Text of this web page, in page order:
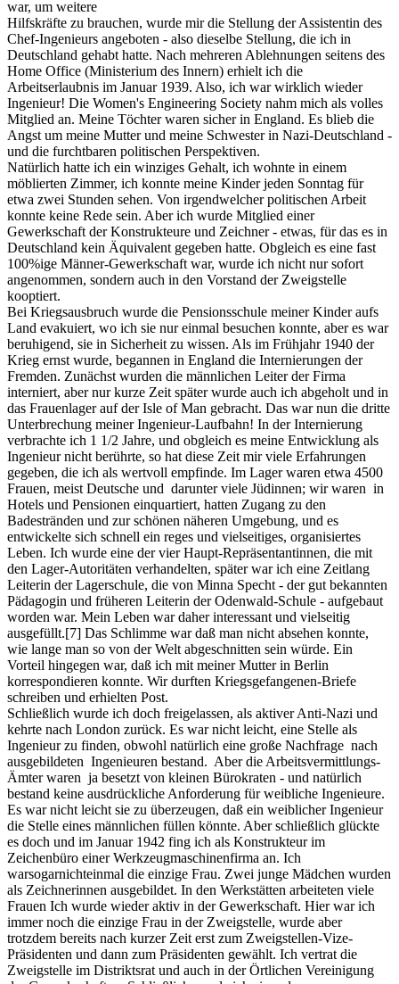
war, um weitere
Hilfskräfte zu brauchen, wurde mir die Stellung der Assistentin des
Chef-Ingenieurs angeboten - also dieselbe Stellung, die ich in
Deutschland gehabt hatte. Nach mehreren Ablehnungen seitens des
Home Office (Ministerium des Innern) erhielt ich die
Arbeitserlaubnis im Januar 1939. Also, ich war wirklich wieder
Ingenieur! Die Women's Engineering Society nahm mich als volles
Mitglied an. Meine Töchter waren sicher in England. Es blieb die
Angst um meine Mutter und meine Schwester in Nazi-Deutschland -
und die furchtbaren politischen Perspektiven.
Natürlich hatte ich ein winziges Gehalt, ich wohnte in einem
möblierten Zimmer, ich konnte meine Kinder jeden Sonntag für
etwa zwei Stunden sehen. Von irgendwelcher politischen Arbeit
konnte keine Rede sein. Aber ich wurde Mitglied einer
Gewerkschaft der Konstrukteure und Zeichner - etwas, für das es in
Deutschland kein Äquivalent gegeben hatte. Obgleich es eine fast
100%ige Männer-Gewerkschaft war, wurde ich nicht nur sofort
angenommen, sondern auch in den Vorstand der Zweigstelle
kooptiert.
Bei Kriegsausbruch wurde die Pensionsschule meiner Kinder aufs
Land evakuiert, wo ich sie nur einmal besuchen konnte, aber es war
beruhigend, sie in Sicherheit zu wissen. Als im Frühjahr 1940 der
Krieg ernst wurde, begannen in England die Internierungen der
Fremden. Zunächst wurden die männlichen Leiter der Firma
interniert, aber nur kurze Zeit später wurde auch ich abgeholt und in
das Frauenlager auf der Isle of Man gebracht. Das war nun die dritte
Unterbrechung meiner Ingenieur-Laufbahn! In der Internierung
verbrachte ich 1 1/2 Jahre, und obgleich es meine Entwicklung als
Ingenieur nicht berührte, so hat diese Zeit mir viele Erfahrungen
gegeben, die ich als wertvoll empfinde. Im Lager waren etwa 4500
Frauen, meist Deutsche und darunter viele Jüdinnen; wir waren in
Hotels und Pensionen einquartiert, hatten Zugang zu den
Badestränden und zur schönen näheren Umgebung, und es
entwickelte sich schnell ein reges und vielseitiges, organisiertes
Leben. Ich wurde eine der vier Haupt-Repräsentantinnen, die mit
den Lager-Autoritäten verhandelten, später war ich eine Zeitlang
Leiterin der Lagerschule, die von Minna Specht - der gut bekannten
Pädagogin und früheren Leiterin der Odenwald-Schule - aufgebaut
worden war. Mein Leben war daher interessant und vielseitig
ausgefüllt.[7] Das Schlimme war daß man nicht absehen konnte,
wie lange man so von der Welt abgeschnitten sein würde. Ein
Vorteil hingegen war, daß ich mit meiner Mutter in Berlin
korrespondieren konnte. Wir durften Kriegsgefangenen-Briefe
schreiben und erhielten Post.
Schließlich wurde ich doch freigelassen, als aktiver Anti-Nazi und
kehrte nach London zurück. Es war nicht leicht, eine Stelle als
Ingenieur zu finden, obwohl natürlich eine große Nachfrage nach
ausgebildeten Ingenieuren bestand. Aber die Arbeitsvermittlungs-
Ämter waren ja besetzt von kleinen Bürokraten - und natürlich
bestand keine ausdrückliche Anforderung für weibliche Ingenieure.
Es war nicht leicht sie zu überzeugen, daß ein weiblicher Ingenieur
die Stelle eines männlichen füllen könnte. Aber schließlich glückte
es doch und im Januar 1942 fing ich als Konstrukteur im
Zeichenbüro einer Werkzeugmaschinenfirma an. Ich
warsogarnichteinmal die einzige Frau. Zwei junge Mädchen wurden
als Zeichnerinnen ausgebildet. In den Werkstätten arbeiteten viele
Frauen Ich wurde wieder aktiv in der Gewerkschaft. Hier war ich
immer noch die einzige Frau in der Zweigstelle, wurde aber
trotzdem bereits nach kurzer Zeit erst zum Zweigstellen-Vize-
Präsidenten und dann zum Präsidenten gewählt. Ich vertrat die
Zweigstelle im Distriktsrat und auch in der Örtlichen Vereinigung